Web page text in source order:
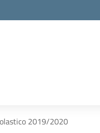
2019/2020